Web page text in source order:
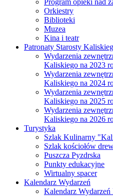
Program opieki nad
Orkiestry
Biblioteki
Muzea
Kina i teatr
Patronaty Starosty
Wydarzenia
Kaliskiego na 2023
Wydarzenia
Kaliskiego na 2024
Wydarzenia
Kaliskiego na 2025
Wydarzenia
Kaliskiego na 2026
Turystyka
Szlak Kulinarny
Szlak kościołów
Puszcza Pyzdrska
Punkty edukacyjne
Wirtualny spacer
Kalendarz Wydarzeń
Kalendarz